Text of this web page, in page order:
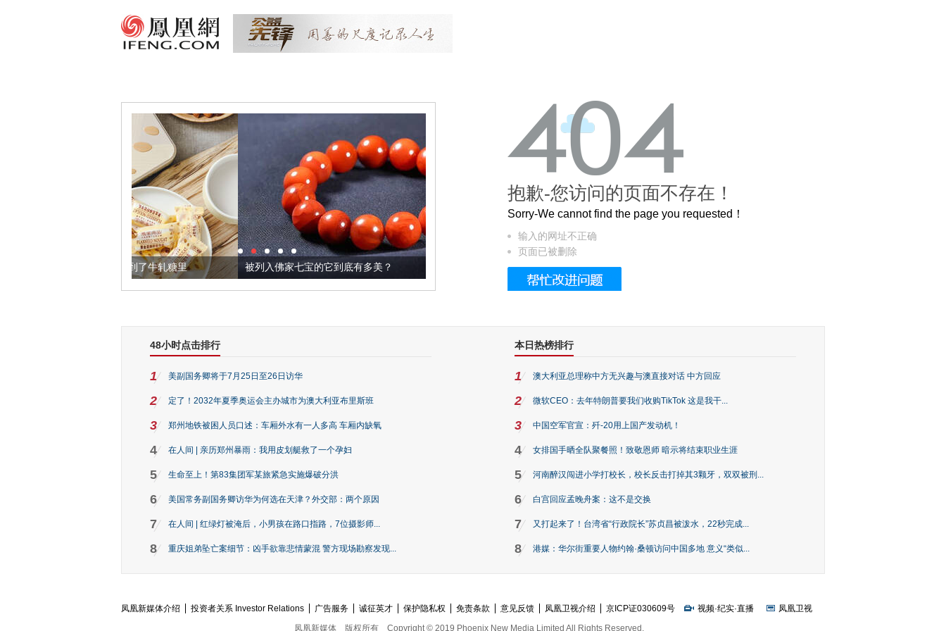
被列入佛家七宝的它到底有多美？ 这个3.2米的长卷，还原了600岁的紫禁城
抱歉-您访问的页面不存在！
Sorry-We cannot find the page you requested！
输入的网址不正确
页面已被删除
48小时点击排行
1 美副国务卿将于7月25日至26日访华
2 定了！2032年夏季奥运会主办城市为澳大利亚布里斯班
3 郑州地铁被困人员口述：车厢外水有一人多高 车厢内缺氧
4 在人间 | 亲历郑州暴雨：我用皮划艇救了一个孕妇
5 生命至上！第83集团军某旅紧急实施爆破分洪
6 美国常务副国务卿访华为何选在天津？外交部：两个原因
7 在人间 | 红绿灯被淹后，小男孩在路口指路，7位摄影师...
8 重庆姐弟坠亡案细节：凶手欲靠悲情蒙混 警方现场勘察发现...
本日热榜排行
1 澳大利亚总理称中方无兴趣与澳直接对话 中方回应
2 微软CEO：去年特朗普要我们收购TikTok 这是我干...
3 中国空军官宣：歼-20用上国产发动机！
4 女排国手晒全队聚餐照！致敬恩师 暗示将结束职业生涯
5 河南醉汉闯进小学打校长，校长反击打掉其3颗牙，双双被刑...
6 白宫回应孟晚舟案：这不是交换
7 又打起来了！台湾省“行政院长”苏贞昌被泼水，22秒完成...
8 港媒：华尔街重要人物约翰·桑顿访问中国多地 意义“类似...
凤凰新媒体介绍 投资者关系 Investor Relations 广告服务 诚征英才 保护隐私权 免责条款 意见反馈 凤凰卫视介绍 京ICP证030609号 视频·纪实·直播
凤凰卫视
凤凰新媒体
版权所有 Copyright © 2019 Phoenix New Media Limited All Rights Reserved.